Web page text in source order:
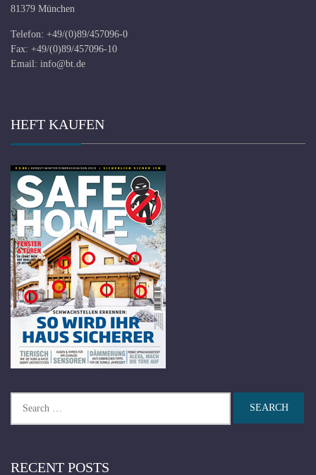
81379 München
Telefon: +49/(0)89/457096-0
Fax: +49/(0)89/457096-10
Email: info@bt.de
HEFT KAUFEN
for:
RECENT POSTS